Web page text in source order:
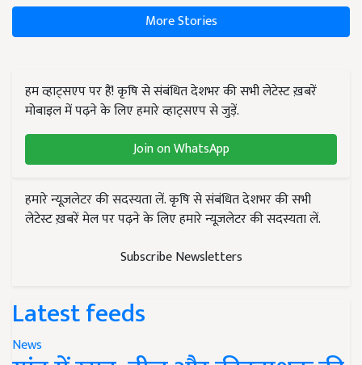
More Stories
हम व्हाट्सएप पर हैं! कृषि से संबंधित देशभर की सभी लेटेस्ट ख़बरें
मोबाइल में पढ़ने के लिए हमारे व्हाट्सएप से जुड़ें.
Join on WhatsApp
हमारे न्यूज़लेटर की सदस्यता लें. कृषि से संबंधित देशभर की सभी
लेटेस्ट ख़बरें मेल पर पढ़ने के लिए हमारे न्यूज़लेटर की सदस्यता लें.
Subscribe Newsletters
Latest feeds
News